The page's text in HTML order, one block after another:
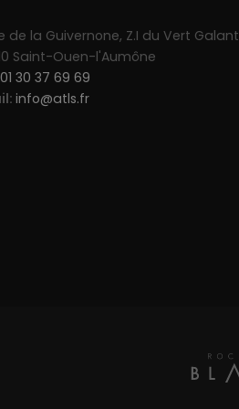
de la Guivernone, Z.I du Vert Galant
Saint-Ouen-l'Aumône
01 30 37 69 69
info@atls.fr